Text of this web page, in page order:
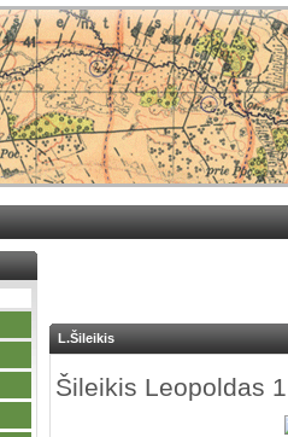
L.Šileikis
Šileikis Leopoldas